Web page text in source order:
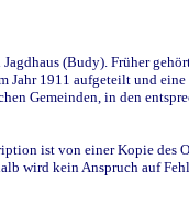
(Budy). Früher
1911 aufgeteilt und
Gemeinden, in den
ist von einer Kopie
wird kein Anspruch auf